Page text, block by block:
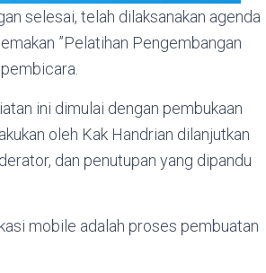
selesai, telah dilaksanakan agenda
”Pelatihan Pengembangan
ini dimulai dengan pembukaan
oleh Kak Handrian dilanjutkan
dan penutupan yang dipandu
mobile adalah proses pembuatan